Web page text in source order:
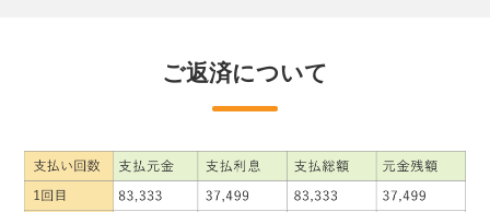
当社とお客様との取引および交渉経過その他の事実に関する
びサービスの研究および開発のため
ご返済について